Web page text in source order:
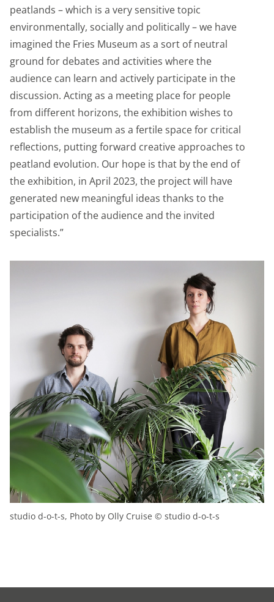
peatlands – which is a very sensitive topic
environmentally, socially and politically – we have
imagined the Fries Museum as a sort of neutral
ground for debates and activities where the
audience can learn and actively participate in the
discussion. Acting as a meeting place for people
from different horizons, the exhibition wishes to
establish the museum as a fertile space for critical
reflections, putting forward creative approaches to
peatland evolution. Our hope is that by the end of
the exhibition, in April 2023, the project will have
generated new meaningful ideas thanks to the
participation of the audience and the invited
specialists.”
studio d-o-t-s, Photo by Olly Cruise © studio d-o-t-s